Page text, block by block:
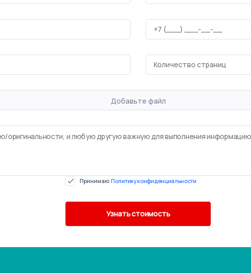
Добавьте файл
Принимаю Политику конфиденциальности